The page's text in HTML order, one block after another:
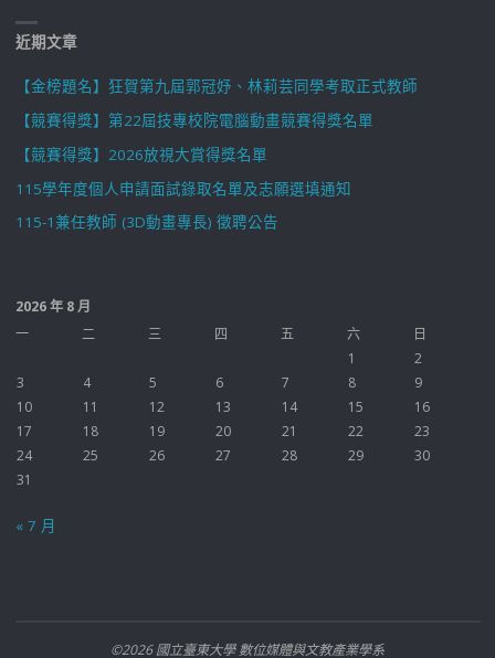
近期文章
【金榜題名】狂賀第九屆郭冠妤、林莉芸同學考取正式教師
【競賽得獎】第22屆技專校院電腦動畫競賽得獎名單
【競賽得獎】2026放視大賞得獎名單
115學年度個人申請面試錄取名單及志願選填通知
115-1兼任教師 (3D動畫專長) 徵聘公告
2026 年 8 月
一
二 三 四 五 六
日
1
2
3
4 5 6 7 8
9
10
11 12 13 14 15
16
17
18 19 20 21 22
23
24
25 26 27 28 29
30
31
« 7 月
©2026 國立臺東大學 數位媒體與文教產業學系